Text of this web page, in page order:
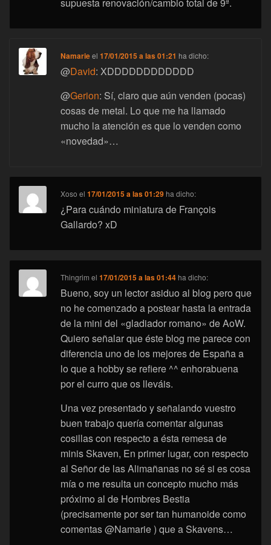
Namarieel17/01/2015 a las 01:21 ha dicho:
@David: XDDDDDDDDDDDD
@Gerion: Sí, claro que aún venden (pocas)
cosas de metal. Lo que me ha llamado
mucho la atención es que lo venden como
«novedad»…
Xoso el17/01/2015 a las 01:29 ha dicho:
¿Para cuándo miniatura de François
Gallardo? xD
Thingrim el17/01/2015 a las 01:44 ha dicho:
Bueno, soy un lector asiduo al blog pero que
no he comenzado a postear hasta la entrada
de la mini del «gladiador romano» de AoW.
Quiero señalar que éste blog me parece con
diferencia uno de los mejores de España a
lo que a hobby se refiere ^^ enhorabuena
por el curro que os lleváis.
Una vez presentado y señalando vuestro
buen trabajo quería comentar algunas
cosillas con respecto a ésta remesa de
minis Skaven, En primer lugar, con respecto
al Señor de las Alimañanas no sé si es cosa
mía o me resulta un concepto mucho más
próximo al de Hombres Bestia
(precisamente por ser tan humanoide como
comentas @Namarie ) que a Skavens…